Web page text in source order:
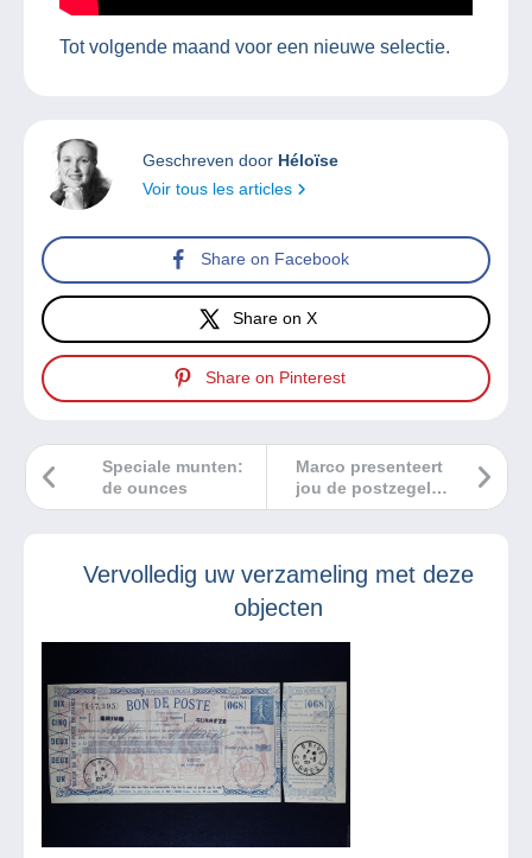
Tot volgende maand voor een nieuwe selectie.
Geschreven door Héloïse
Voir tous les articles
Share on Facebook
Share on X
Share on Pinterest
Marco presenteert
jou de postzegel
Solar Impulse 2.
Speciale munten:
de ounces
Vervolledig uw verzameling met deze
objecten